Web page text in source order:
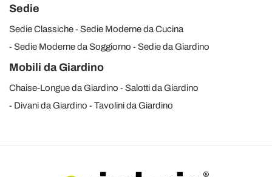
Sedie
Sedie Classiche
Sedie Moderne da Cucina
Sedie Moderne da Soggiorno
Sedie da Giardino
Mobili da Giardino
Chaise-Longue da Giardino
Salotti da Giardino
Divani da Giardino
Tavolini da Giardino